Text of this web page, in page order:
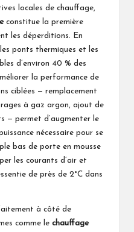
locales de chauffage,
constitue la première
les déperditions. En
ponts thermiques et les
d’environ 40 % des
la performance de
ciblées — remplacement
à gaz argon, ajout de
— permet d’augmenter le
nécessaire pour se
bas de porte en mousse
les courants d’air et
de près de 2°C dans
à côté de
comme le chauffage